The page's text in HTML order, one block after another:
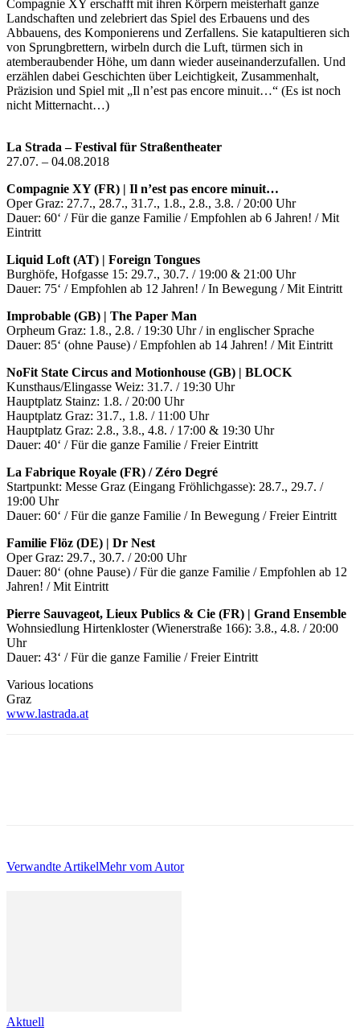
Compagnie XY erschafft mit ihren Körpern meisterhaft ganze
Landschaften und zelebriert das Spiel des Erbauens und des
Abbauens, des Komponierens und Zerfallens. Sie katapultieren sich
von Sprungbrettern, wirbeln durch die Luft, türmen sich in
atemberaubender Höhe, um dann wieder auseinanderzufallen. Und
erzählen dabei Geschichten über Leichtigkeit, Zusammenhalt,
Präzision und Spiel mit „Il n’est pas encore minuit…“ (Es ist noch
nicht Mitternacht…)
La Strada – Festival für Straßentheater
27.07. – 04.08.2018
Compagnie XY (FR) | Il n’est pas encore minuit…
Oper Graz: 27.7., 28.7., 31.7., 1.8., 2.8., 3.8. / 20:00 Uhr
Dauer: 60‘ / Für die ganze Familie / Empfohlen ab 6 Jahren! / Mit
Eintritt
Liquid Loft (AT) | Foreign Tongues
Burghöfe, Hofgasse 15: 29.7., 30.7. / 19:00 & 21:00 Uhr
Dauer: 75‘ / Empfohlen ab 12 Jahren! / In Bewegung / Mit Eintritt
Improbable (GB) | The Paper Man
Orpheum Graz: 1.8., 2.8. / 19:30 Uhr / in englischer Sprache
Dauer: 85‘ (ohne Pause) / Empfohlen ab 14 Jahren! / Mit Eintritt
NoFit State Circus and Motionhouse (GB) | BLOCK
Kunsthaus/Elingasse Weiz: 31.7. / 19:30 Uhr
Hauptplatz Stainz: 1.8. / 20:00 Uhr
Hauptplatz Graz: 31.7., 1.8. / 11:00 Uhr
Hauptplatz Graz: 2.8., 3.8., 4.8. / 17:00 & 19:30 Uhr
Dauer: 40‘ / Für die ganze Familie / Freier Eintritt
La Fabrique Royale (FR) / Zéro Degré
Startpunkt: Messe Graz (Eingang Fröhlichgasse): 28.7., 29.7. /
19:00 Uhr
Dauer: 60‘ / Für die ganze Familie / In Bewegung / Freier Eintritt
Familie Flöz (DE) | Dr Nest
Oper Graz: 29.7., 30.7. / 20:00 Uhr
Dauer: 80‘ (ohne Pause) / Für die ganze Familie / Empfohlen ab 12
Jahren! / Mit Eintritt
Pierre Sauvageot, Lieux Publics & Cie (FR) | Grand Ensemble
Wohnsiedlung Hirtenkloster (Wienerstraße 166): 3.8., 4.8. / 20:00
Uhr
Dauer: 43‘ / Für die ganze Familie / Freier Eintritt
Various locations
Graz
www.lastrada.at
Verwandte ArtikelMehr vom Autor
Aktuell